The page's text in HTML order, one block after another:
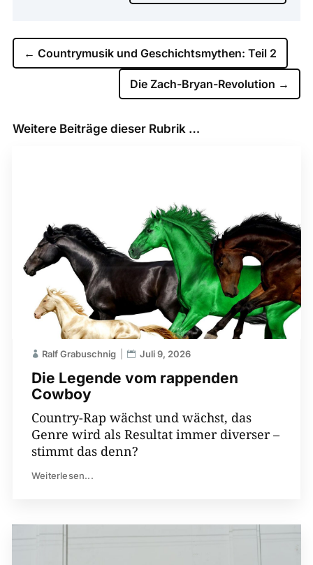
← Countrymusik und Geschichtsmythen: Teil 2
Die Zach-Bryan-Revolution →
Weitere Beiträge dieser Rubrik …
Die Legende vom rappenden
Cowboy
Ralf Grabuschnig Juli 9, 2026
Country-Rap wächst und wächst, das
Genre wird als Resultat immer diverser –
stimmt das denn?
Weiterlesen...